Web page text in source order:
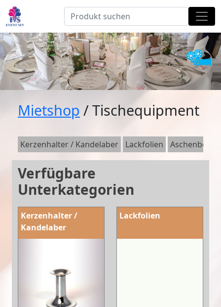
Mietshop / Tischequipment
Kerzenhalter / Kandelaber Lackfolien
Verfügbare
Unterkategorien
Kerzenhalter /
Kandelaber
Lackfolien